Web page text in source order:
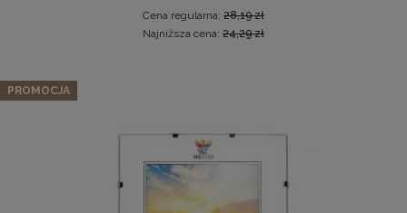
DO KOSZYKA
Cena regularna: 28,19 zł
Najniższa cena: 24,29 zł
PROMOCJA